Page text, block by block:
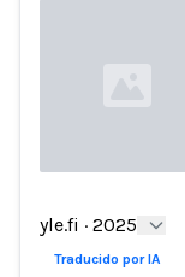
Loading...
yle.fi · 2025
Traducido por IA